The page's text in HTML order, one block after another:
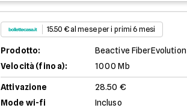
15.50 € al mese per i primi 6 mesi
Prodotto:
Beactive FiberEvolution
Velocità (fino a):
1000 Mb
Attivazione
28.50 €
Mode wi-fi
Incluso